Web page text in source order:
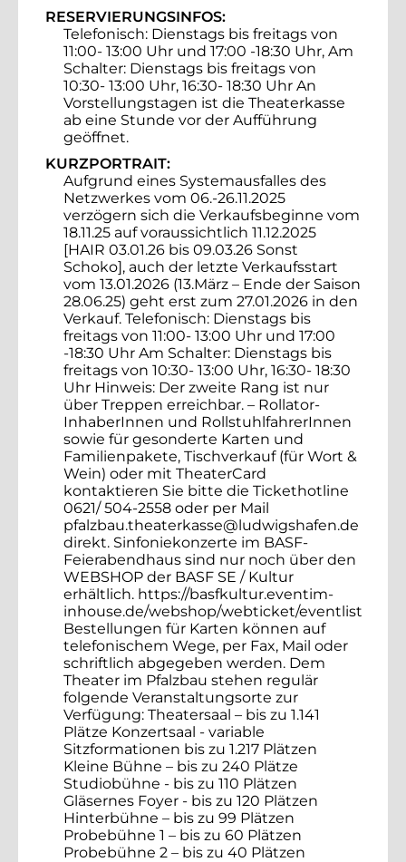
RESERVIERUNGSINFOS:
Telefonisch: Dienstags bis freitags von
11:00- 13:00 Uhr und 17:00 -18:30 Uhr, Am
Schalter: Dienstags bis freitags von
10:30- 13:00 Uhr, 16:30- 18:30 Uhr An
Vorstellungstagen ist die Theaterkasse
ab eine Stunde vor der Aufführung
geöffnet.
KURZPORTRAIT:
Aufgrund eines Systemausfalles des
Netzwerkes vom 06.-26.11.2025
verzögern sich die Verkaufsbeginne vom
18.11.25 auf voraussichtlich 11.12.2025
[HAIR 03.01.26 bis 09.03.26 Sonst
Schoko], auch der letzte Verkaufsstart
vom 13.01.2026 (13.März – Ende der Saison
28.06.25) geht erst zum 27.01.2026 in den
Verkauf. Telefonisch: Dienstags bis
freitags von 11:00- 13:00 Uhr und 17:00
-18:30 Uhr Am Schalter: Dienstags bis
freitags von 10:30- 13:00 Uhr, 16:30- 18:30
Uhr Hinweis: Der zweite Rang ist nur
über Treppen erreichbar. – Rollator-
InhaberInnen und RollstuhlfahrerInnen
sowie für gesonderte Karten und
Familienpakete, Tischverkauf (für Wort &
Wein) oder mit TheaterCard
kontaktieren Sie bitte die Tickethotline
0621/ 504-2558 oder per Mail
pfalzbau.theaterkasse@ludwigshafen.de
direkt. Sinfoniekonzerte im BASF-
Feierabendhaus sind nur noch über den
WEBSHOP der BASF SE / Kultur
erhältlich. https://basfkultur.eventim-
inhouse.de/webshop/webticket/eventlist
Bestellungen für Karten können auf
telefonischem Wege, per Fax, Mail oder
schriftlich abgegeben werden. Dem
Theater im Pfalzbau stehen regulär
folgende Veranstaltungsorte zur
Verfügung: Theatersaal – bis zu 1.141
Plätze Konzertsaal - variable
Sitzformationen bis zu 1.217 Plätzen
Kleine Bühne – bis zu 240 Plätze
Studiobühne - bis zu 110 Plätzen
Gläsernes Foyer - bis zu 120 Plätzen
Hinterbühne – bis zu 99 Plätzen
Probebühne 1 – bis zu 60 Plätzen
Probebühne 2 – bis zu 40 Plätzen